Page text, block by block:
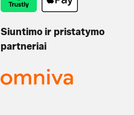
Siuntimo ir pristatymo
partneriai